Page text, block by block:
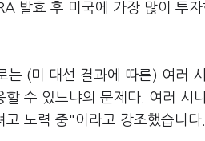
발효 후 미국에 가장 많이 투
는 (미 대선 결과에 따른) 여러
수 있느냐의 문제다. 여러 시
노력 중"이라고 강조했습니다.